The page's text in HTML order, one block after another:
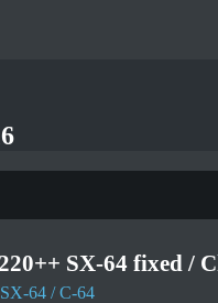
SX-64 fixed /
SX-64 / C-64